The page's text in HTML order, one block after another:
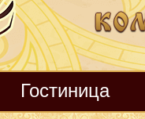
Гостиница